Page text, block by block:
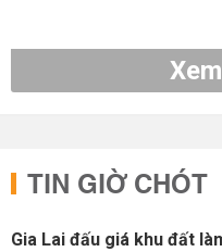
TIN GIỜ CHÓT
Gia Lai đấu giá khu đất